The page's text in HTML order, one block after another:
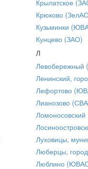
Крылатское
Крюково
Кузьминки
Кунцево (ЗАО)
Л
Ленинский,
Лефортово
Лианозово
Луховицы,
Люберцы,
Люблино